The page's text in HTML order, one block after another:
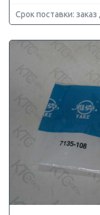
Срок поставки: